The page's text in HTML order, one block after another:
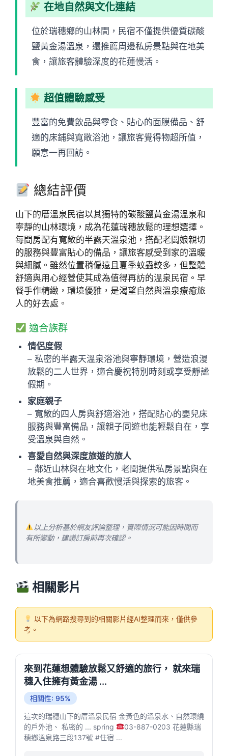
在地自然與文化連結
位於瑞穗鄉的山林間，民宿不僅提供優質碳酸
鹽黃金湯溫泉，還推薦周邊私房景點與在地美
食，讓旅客體驗深度的花蓮慢活。
超值體驗感受
豐富的免費飲品與零食、貼心的面膜備品、舒
適的床鋪與寬敞浴池，讓旅客覺得物超所值，
願意一再回訪。
總結評價
山下的厝溫泉民宿以其獨特的碳酸鹽黃金湯溫泉和
寧靜的山林環境，成為花蓮瑞穗放鬆的理想選擇。
每間房配有寬敞的半露天溫泉池，搭配老闆娘親切
的服務與豐富貼心的備品，讓旅客感受到家的溫暖
與細膩。雖然位置稍偏遠且夏季蚊蟲較多，但整體
舒適與用心經營使其成為值得再訪的溫泉民宿。早
餐手作精緻，環境優雅，是渴望自然與溫泉療癒旅
人的好去處。
適合族群
情侶度假
– 私密的半露天溫泉浴池與寧靜環境，營造浪漫
放鬆的二人世界，適合慶祝特別時刻或享受靜謐
假期。
家庭親子
– 寬敞的四人房與舒適浴池，搭配貼心的嬰兒床
服務與豐富備品，讓親子同遊也能輕鬆自在，享
受溫泉與自然。
喜愛自然與深度旅遊的旅人
– 鄰近山林與在地文化，老闆提供私房景點與在
地美食推薦，適合喜歡慢活與探索的旅客。
以上分析基於網友評論整理，實際情況可能因時間而
有所變動，建議訂房前再次確認。
相關影片
以下為網路搜尋到的相關影片經AI整理而來，僅供參
考。
來到花蓮想體驗放鬆又舒適的旅行， 就來瑞
穗入住擁有黃金湯 ...
相關性: 95%
這次的瑞穗山下的厝溫泉民宿 金黃色的溫泉水、自然環繞
的戶外池、 私密的 ... spring
03-887-0203 花蓮縣瑞
穗鄉溫泉路三段137號 #住宿 ...